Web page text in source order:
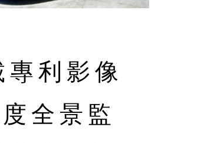
利影像
全景監